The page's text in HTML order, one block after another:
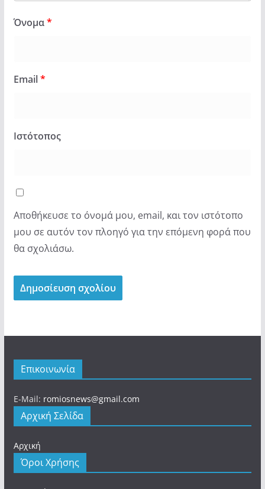
Όνομα*
Email*
Ιστότοπος
Αποθήκευσε το όνομά μου, email, και τον ιστότοπο
μου σε αυτόν τον πλοηγό για την επόμενη φορά που
θα σχολιάσω.
Επικοινωνία
E-Mail: romiosnews@gmail.com
Αρχική Σελίδα
Αρχική
Όροι Χρήσης